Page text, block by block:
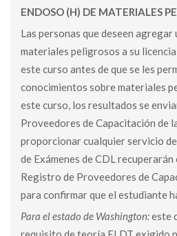
ENDOSO (H) DE MATERIALES
Las personas que deseen agregar
materiales peligrosos a su
este curso antes de que se les
conocimientos sobre materiales
este curso, los resultados se
Proveedores de Capacitación de
proporcionar cualquier servicio
de Exámenes de CDL
Registro de Proveedores de
para confirmar que el estudiante
Para el estado de Washington:este